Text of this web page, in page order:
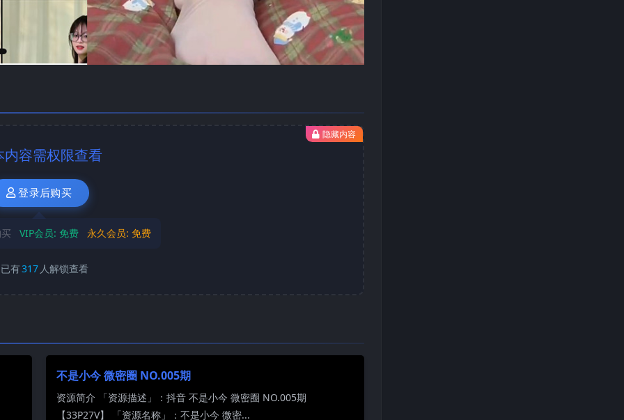
隐藏内容
内容需权限查看
登录后购买
VIP会员: 免费 永久会员: 免费
已有317 人解锁查看
不是小今 微密圈 NO.005期
资源简介 「资源描述」：抖音 不是小今 微密圈 NO.005期
【33P27V】 「资源名称」：不是小今 微密...